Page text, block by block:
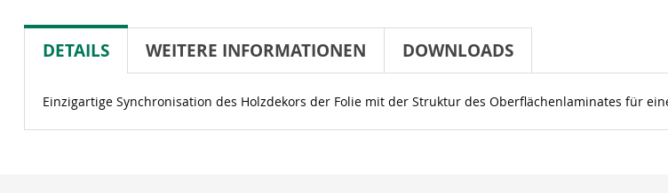
DETAILS WEITERE INFORMATIONEN DOWNLOADS
Einzigartige Synchronisation des Holzdekors der Folie mit der Struktur des Oberflächenlaminates für